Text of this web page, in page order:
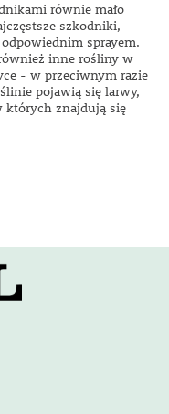
równie mało
szkodniki,
sprayem.
inne rośliny w
- w przeciwnym razie
pojawią się larwy,
których znajdują się